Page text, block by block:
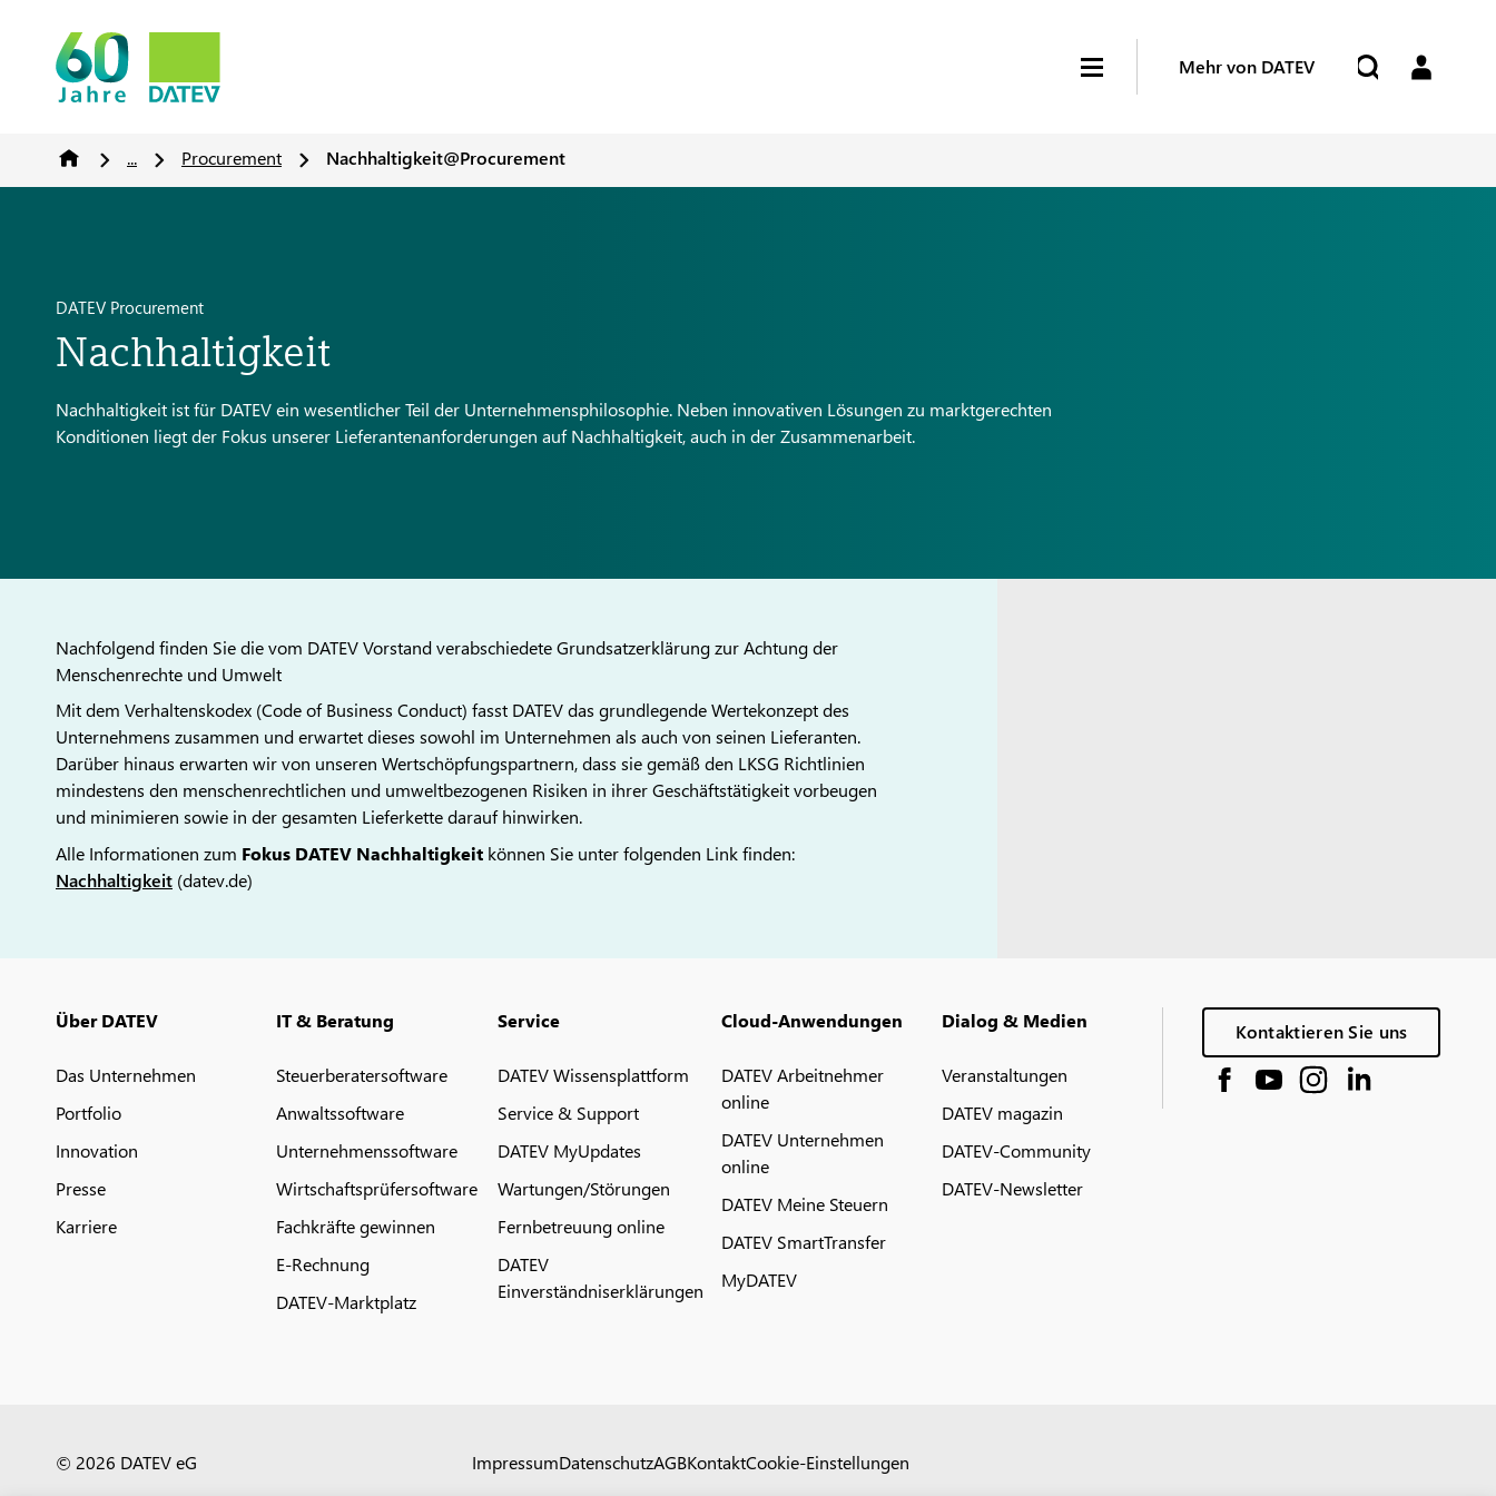
Mehr von DATEV
... Procurement Nachhaltigkeit@Procurement
DATEV Procurement
Nachhaltigkeit
Nachhaltigkeit ist für DATEV ein wesentlicher Teil der Unternehmensphilosophie. Neben innovativen Lösungen zu marktgerechten
Konditionen liegt der Fokus unserer Lieferantenanforderungen auf Nachhaltigkeit, auch in der Zusammenarbeit.
Nachfolgend finden Sie die vom DATEV Vorstand verabschiedete Grundsatzerklärung zur Achtung der
Menschenrechte und Umwelt
Mit dem Verhaltenskodex (Code of Business Conduct) fasst DATEV das grundlegende Wertekonzept des
Unternehmens zusammen und erwartet dieses sowohl im Unternehmen als auch von seinen Lieferanten.
Darüber hinaus erwarten wir von unseren Wertschöpfungspartnern, dass sie gemäß den LKSG Richtlinien
mindestens den menschenrechtlichen und umweltbezogenen Risiken in ihrer Geschäftstätigkeit vorbeugen
und minimieren sowie in der gesamten Lieferkette darauf hinwirken.
Alle Informationen zum Fokus DATEV Nachhaltigkeit können Sie unter folgenden Link finden:
Nachhaltigkeit (datev.de)
Über DATEV
Das Unternehmen
Portfolio
Innovation
Presse
Karriere
IT & Beratung
Steuerberatersoftware
Anwaltssoftware
Unternehmenssoftware
Wirtschaftsprüfersoftware
Fachkräfte gewinnen
E-Rechnung
DATEV-Marktplatz
Service
DATEV Wissensplattform
Service & Support
DATEV MyUpdates
Wartungen/Störungen
Fernbetreuung online
DATEV
Einverständniserklärungen
Cloud-Anwendungen
DATEV Arbeitnehmer
online
DATEV Unternehmen
online
DATEV Meine Steuern
DATEV SmartTransfer
MyDATEV
Dialog & Medien
Veranstaltungen
DATEV magazin
DATEV-Community
DATEV-Newsletter
Kontaktieren Sie uns
© 2026 DATEV eG ImpressumDatenschutzAGBKontaktCookie-Einstellungen